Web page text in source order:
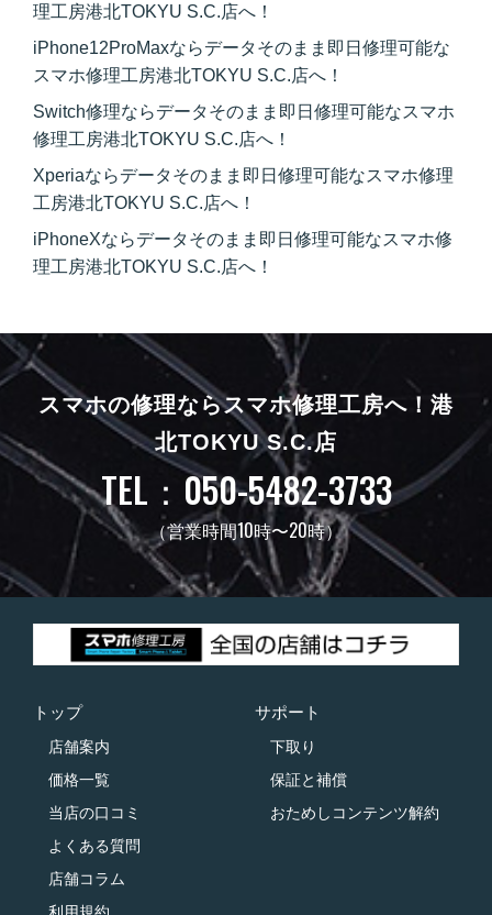
理工房港北TOKYU S.C.店へ！
iPhone12ProMaxならデータそのまま即日修理可能な
スマホ修理工房港北TOKYU S.C.店へ！
Switch修理ならデータそのまま即日修理可能なスマホ
修理工房港北TOKYU S.C.店へ！
Xperiaならデータそのまま即日修理可能なスマホ修理
工房港北TOKYU S.C.店へ！
iPhoneXならデータそのまま即日修理可能なスマホ修
理工房港北TOKYU S.C.店へ！
スマホの修理ならスマホ修理工房へ！ 港
北TOKYU S.C.店
TEL：050-5482-3733
（営業時間10時〜20時）
トップ
店舗案内
価格一覧
当店の口コミ
よくある質問
店舗コラム
サポート
下取り
保証と補償
おためしコンテンツ解約